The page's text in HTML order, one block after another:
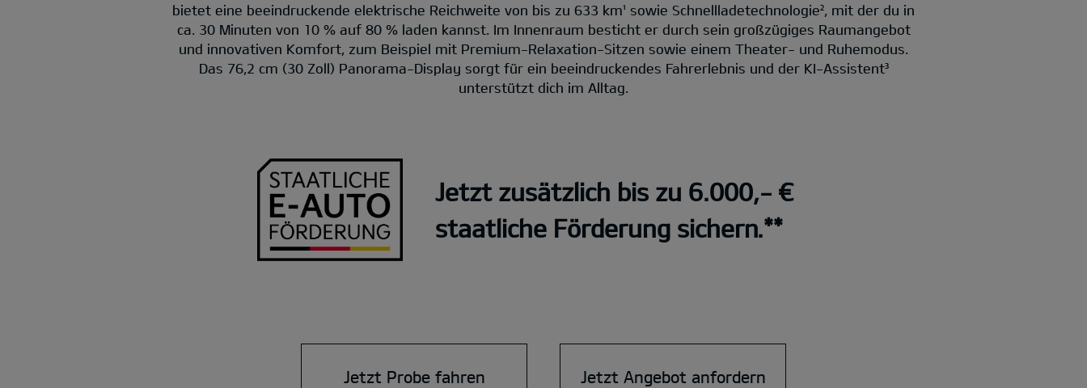
bietet eine beeindruckende elektrische Reichweite von bis zu 633 km¹ sowie Schnellladetechnologie², mit der du in
ca. 30 Minuten von 10 % auf 80 % laden kannst. Im Innenraum besticht er durch sein großzügiges Raumangebot
und innovativen Komfort, zum Beispiel mit Premium-Relaxation-Sitzen sowie einem Theater- und Ruhemodus.
Das 76,2 cm (30 Zoll) Panorama-Display sorgt für ein beeindruckendes Fahrerlebnis und der KI-Assistent³
unterstützt dich im Alltag.
Jetzt zusätzlich bis zu 6.000,- €
staatliche Förderung sichern.**
Jetzt Probe fahren Jetzt Angebot anfordern